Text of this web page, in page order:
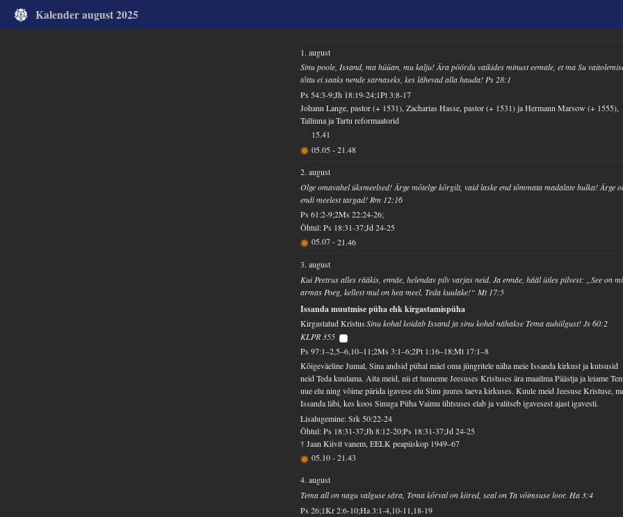
Kalender august 2025
1. august
Sinu poole, Issand, ma hüüan, mu kalju! Ära pöördu vaikides minust eemale, et ma Su
tõttu ei saaks nende sarnaseks, kes lähevad alla hauda! Ps 28:1
Ps 54:3-9;Jh 18:19-24;1Pt 3:8-17
Johann Lange, pastor (+ 1531), Zacharias Hasse, pastor (+ 1531) ja Hermann Marsow (+ 1555),
Tallinna ja Tartu reformaatorid
15.41
05.05-21.48
2. august
Olge omavahel üksmeelsed! Ärge mõtelge kõrgilt, vaid laske end tõmmata madalate hulka! Ärge
endi meelest targad! Rm 12:16
Ps 61:2-9;2Ms 22:24-26;
Õhtul: Ps 18:31-37;Jd 24-25
05.07-21.46
3. august
Kui Peetrus alles rääkis, ennäe, helendav pilv varjas neid. Ja ennäe, hääl ütles pilvest: „See on
armas Poeg, kellest mul on hea meel, Teda kuulake!“ Mt 17:5
Issanda muutmise püha ehk kirgastamispüha
Kirgastatud Kristus Sinu kohal koidab Issand ja sinu kohal nähakse Tema auhiilgust! Js 60:2
KLPR 355
Ps 97:1–2,5–6,10–11;2Ms 3:1–6;2Pt 1:16–18;Mt 17:1–8
Kõigeväeline Jumal, Sina andsid pühal mäel oma jüngritele näha meie Issanda kirkust ja kutsusid
neid Teda kuulama. Aita meid, nii et tunneme Jeesuses Kristuses ära maailma Päästja ja leiame
uue elu ning võime pärida igavese elu Sinu juures taeva kirkuses. Kuule meid Jeesuse Kristuse,
Issanda läbi, kes koos Sinuga Püha Vaimu ühtsuses elab ja valitseb igavesest ajast igavesti.
Lisalugemine: Srk 50:22-24
Õhtul: Ps 18:31-37;Jh 8:12-20;Ps 18:31-37;Jd 24-25
† Jaan Kiivit vanem, EELK peapiiskop 1949–67
05.10-21.43
4. august
Tema all on nagu valguse sära, Tema kõrval on kiired, seal on Ta võimsuse loor. Ha 3:4
Ps 26;1Kr 2:6-10;Ha 3:1-4,10-11,18-19